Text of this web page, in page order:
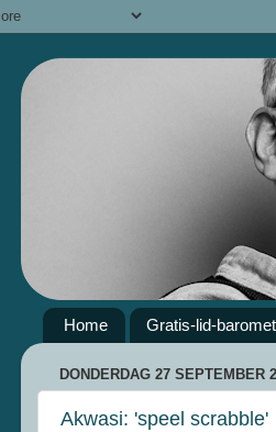
Home Gratis-lid-
DONDERDAG 27 SEPTEMBER
Akwasi: 'speel scrabble'